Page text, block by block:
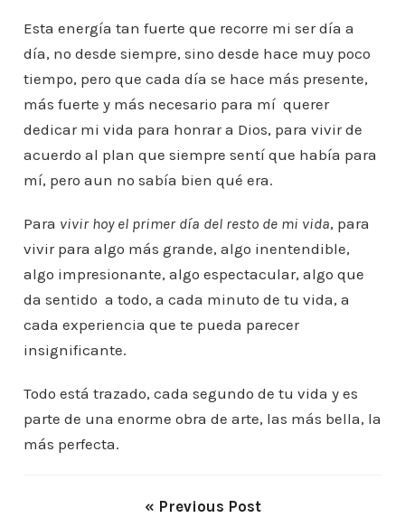
Esta energía tan fuerte que recorre mi ser día a
día, no desde siempre, sino desde hace muy poco
tiempo, pero que cada día se hace más presente,
más fuerte y más necesario para mí querer
dedicar mi vida para honrar a Dios, para vivir de
acuerdo al plan que siempre sentí que había para
mí, pero aun no sabía bien qué era.
Para vivir hoy el primer día del resto de mi vida, para
vivir para algo más grande, algo inentendible,
algo impresionante, algo espectacular, algo que
da sentido a todo, a cada minuto de tu vida, a
cada experiencia que te pueda parecer
insignificante.
Todo está trazado, cada segundo de tu vida y es
parte de una enorme obra de arte, las más bella, la
más perfecta.
« Previous Post